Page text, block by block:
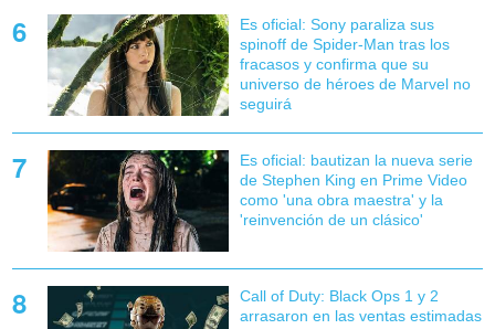
Es oficial: Sony paraliza sus
spinoff de Spider-Man tras los
fracasos y confirma que su
universo de héroes de Marvel no
seguirá
Es oficial: bautizan la nueva serie
de Stephen King en Prime Video
como 'una obra maestra' y la
'reinvención de un clásico'
Call of Duty: Black Ops 1 y 2
arrasaron en las ventas estimadas